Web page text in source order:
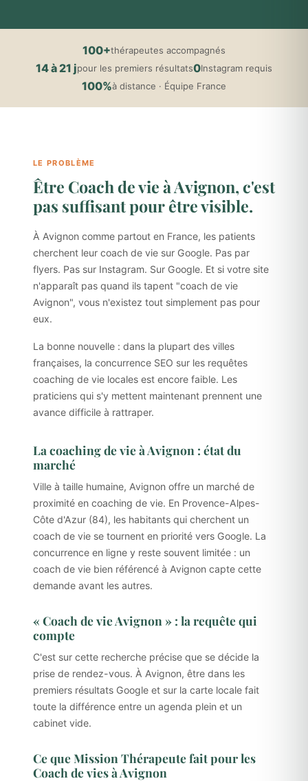
100+thérapeutes accompagnés
14 à 21 jpour les premiers résultats0Instagram requis
100%à distance · Équipe France
LE PROBLÈME
Être Coach de vie à Avignon, c'est
pas suffisant pour être visible.
À Avignon comme partout en France, les patients
cherchent leur coach de vie sur Google. Pas par
flyers. Pas sur Instagram. Sur Google. Et si votre site
n'apparaît pas quand ils tapent "coach de vie
Avignon", vous n'existez tout simplement pas pour
eux.
La bonne nouvelle : dans la plupart des villes
françaises, la concurrence SEO sur les requêtes
coaching de vie locales est encore faible. Les
praticiens qui s'y mettent maintenant prennent une
avance difficile à rattraper.
La coaching de vie à Avignon : état du
marché
Ville à taille humaine, Avignon offre un marché de
proximité en coaching de vie. En Provence-Alpes-
Côte d'Azur (84), les habitants qui cherchent un
coach de vie se tournent en priorité vers Google. La
concurrence en ligne y reste souvent limitée : un
coach de vie bien référencé à Avignon capte cette
demande avant les autres.
« Coach de vie Avignon » : la requête qui
compte
C'est sur cette recherche précise que se décide la
prise de rendez-vous. À Avignon, être dans les
premiers résultats Google et sur la carte locale fait
toute la différence entre un agenda plein et un
cabinet vide.
Ce que Mission Thérapeute fait pour les
Coach de vies à Avignon